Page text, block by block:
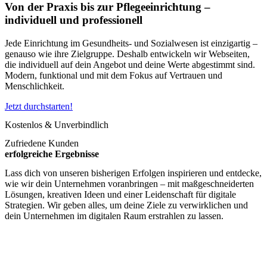
Von der Praxis bis zur Pflegeeinrichtung –
individuell und professionell
Jede Einrichtung im Gesundheits- und Sozialwesen ist einzigartig –
genauso wie ihre Zielgruppe. Deshalb entwickeln wir Webseiten,
die individuell auf dein Angebot und deine Werte abgestimmt sind.
Modern, funktional und mit dem Fokus auf Vertrauen und
Menschlichkeit.
Jetzt durchstarten!
Kostenlos & Unverbindlich
Zufriedene Kunden
erfolgreiche Ergebnisse
Lass dich von unseren bisherigen Erfolgen inspirieren und entdecke,
wie wir dein Unternehmen voranbringen – mit maßgeschneiderten
Lösungen, kreativen Ideen und einer Leidenschaft für digitale
Strategien. Wir geben alles, um deine Ziele zu verwirklichen und
dein Unternehmen im digitalen Raum erstrahlen zu lassen.